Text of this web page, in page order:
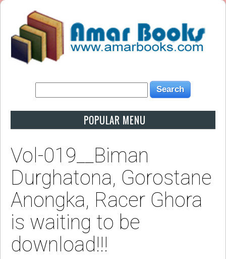
POPULAR MENU
Vol-019__Biman
Durghatona, Gorostane
Anongka, Racer Ghora
is waiting to be
download!!!